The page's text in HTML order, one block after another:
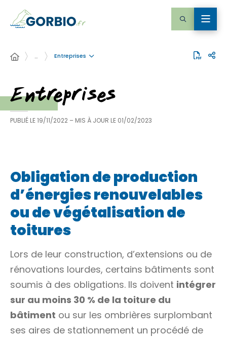
… Entreprises
Entreprises
PUBLIÉ LE19/11/2022 – MIS À JOUR LE 01/02/2023
Obligation de production
d’énergies renouvelables
ou de végétalisation de
toitures
Lors de leur construction, d’extensions ou de
rénovations lourdes, certains bâtiments sont
soumis à des obligations. Ils doivent intégrer
sur au moins 30 % de la toiture du
bâtiment ou sur les ombrières surplombant
ses aires de stationnement un procédé de